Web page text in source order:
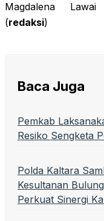
Magdalena
(redaksi)
Baca Juga
Pemkab
Resiko Sengketa
Polda Kaltara
Kesultanan
Perkuat Sinergi